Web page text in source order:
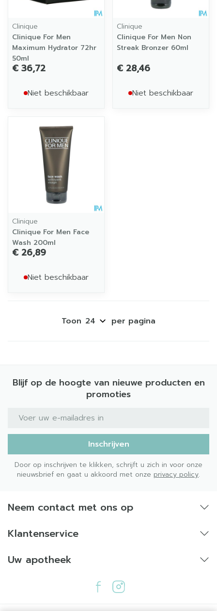
Clinique
Clinique For Men
Maximum Hydrator 72hr
50ml
€ 36,72
Niet beschikbaar
Clinique
Clinique For Men Non
Streak Bronzer 60ml
€ 28,46
Niet beschikbaar
Clinique
Clinique For Men Face
Wash 200ml
€ 26,89
Niet beschikbaar
Toon per pagina
Blijf op de hoogte van nieuwe producten en
promoties
E-mail adres
Inschrijven
Door op inschrijven te klikken, schrijft u zich in voor onze
nieuwsbrief en gaat u akkoord met onze privacy policy.
Neem contact met ons op
Klantenservice
Uw apotheek